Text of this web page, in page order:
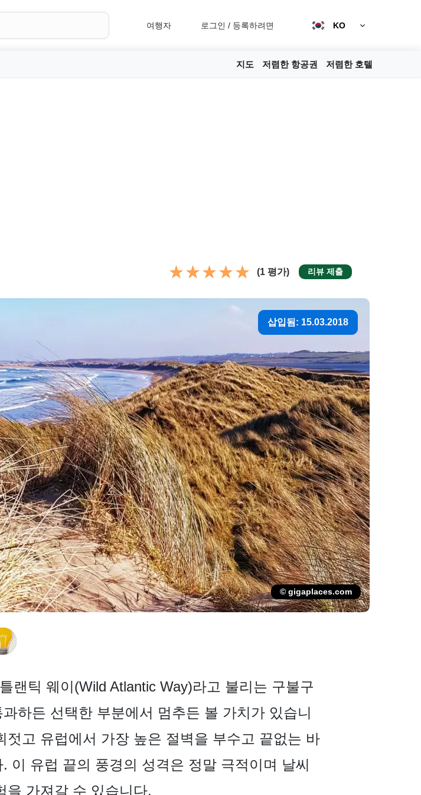
여행자 로그인 / 등록하려면 KO
지도 저렴한 항공권 저렴한 호텔
(1 평가) 리뷰 제출
삽입됨: 15.03.2018
© gigaplaces.com
랜틱 웨이(Wild Atlantic Way)라고 불리는 구불구
하든 선택한 부분에서 멈추든 볼 가치가 있습니
고 유럽에서 가장 높은 절벽을 부수고 끝없는 바
이 유럽 끝의 풍경의 성격은 정말 극적이며 날씨
을 가져갈 수 있습니다.